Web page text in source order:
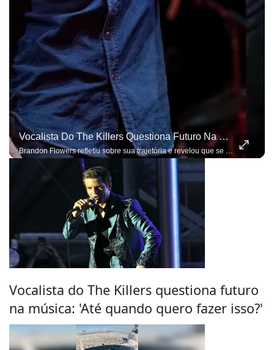
Vocalista Do The Killers Questiona Futuro Na Música: 'Até Quando Quero Fazer Isso?'
Vocalista do The Killers questiona futuro
na música: 'Até quando quero fazer isso?'